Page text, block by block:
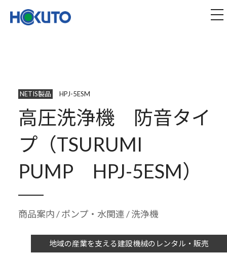
NETIS製品 HPJ-5ESM
高圧洗浄機 防音タイ
プ（TSURUMI
PUMP HPJ-5ESM）
商品案内/ポンプ・水関連/ 洗浄機
地域の産業を支える建設機械のレンタル・販売